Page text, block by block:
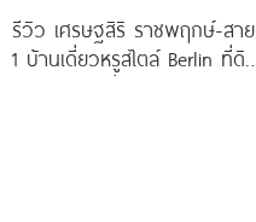
รีวิว เศรษฐสิริ ราชพฤกษ์-สาย
1 บ้านเดี่ยวหรูสไตล์ Berlin ที่ดิน